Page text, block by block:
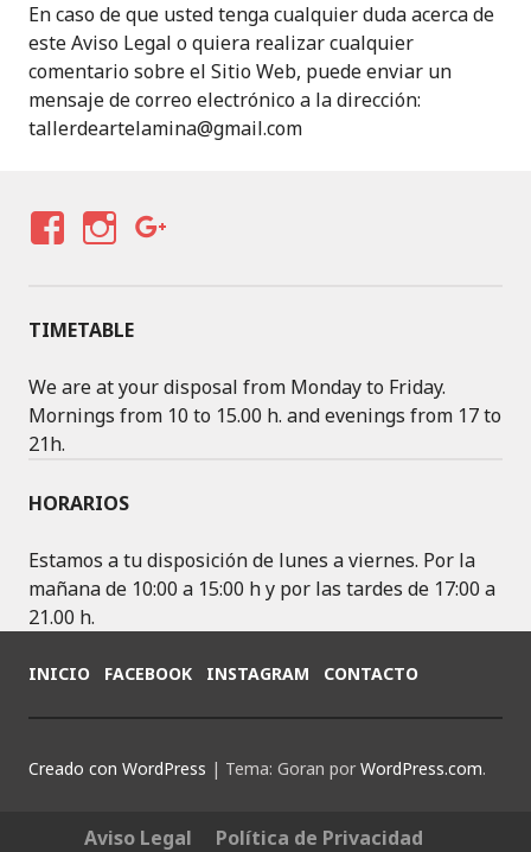
En caso de que usted tenga cualquier duda acerca de
este Aviso Legal o quiera realizar cualquier
comentario sobre el Sitio Web, puede enviar un
mensaje de correo electrónico a la dirección:
tallerdeartelamina@gmail.com
C
B
O
O
S
A
G
R
M
O
L
E
TIMETABLE
We are at your disposal from Monday to Friday.
Mornings from 10 to 15.00 h. and evenings from 17 to
21h.
HORARIOS
Estamos a tu disposición de lunes a viernes. Por la
mañana de 10:00 a 15:00 h y por las tardes de 17:00 a
21.00 h.
INICIO FACEBOOK INSTAGRAM CONTACTO
Creado con WordPress | Tema: Goran por WordPress.com.
Aviso Legal Política de Privacidad